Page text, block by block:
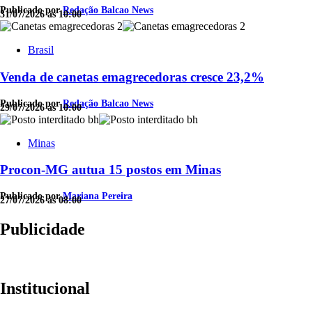
Publicado porRedação Balcao News
31/07/2026 às 10:00
Brasil
Venda de canetas emagrecedoras cresce 23,2%
Publicado porRedação Balcao News
29/07/2026 às 10:00
Minas
Procon-MG autua 15 postos em Minas
Publicado porMariana Pereira
27/07/2026 às 08:00
Publicidade
Institucional